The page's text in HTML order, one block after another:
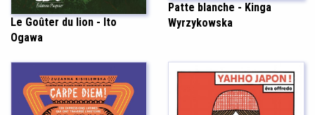
Le Goûter du lion - Ito
Ogawa
Patte blanche - Kinga
Wyrzykowska